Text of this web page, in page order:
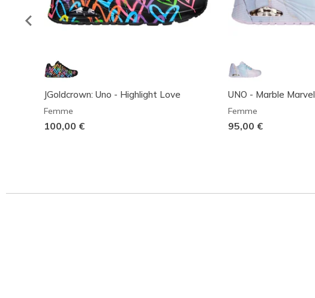
JGoldcrown: Uno - Highlight Love
Femme
100,00 €
UNO - Marble Marvel
Femme
95,00 €